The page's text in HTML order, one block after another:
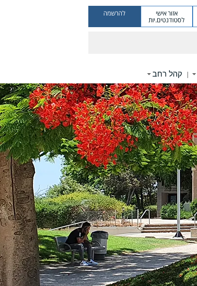
אזור אישי
לסטודנטים.יות
להרשמה
| קהל רחב